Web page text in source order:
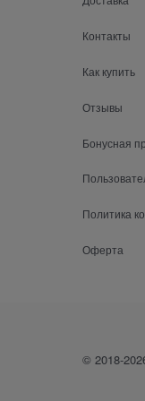
Контакты
Как купить
Отзывы
Бонусная
Политика
Оферта
© 2018-